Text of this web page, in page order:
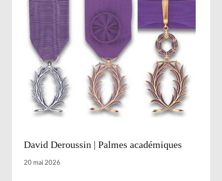
David Deroussin | Palmes académiques
20 mai 2026